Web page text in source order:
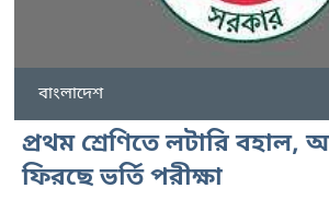
বাংলাদেশ
প্রথম শ্রেণিতে লটারি বহাল,
ফিরছে ভর্তি পরীক্ষা